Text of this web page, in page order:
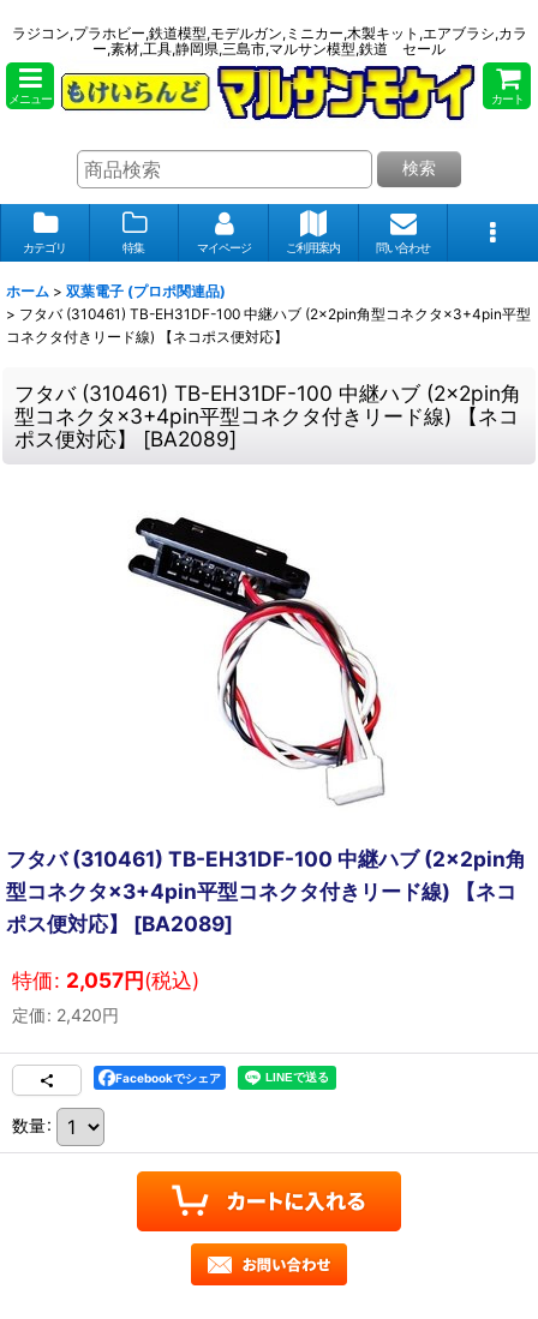
ラジコン,プラホビー,鉄道模型,モデルガン,ミニカー,木製キット,エアブラシ,カラ
ー,素材,工具,静岡県,三島市,マルサン模型,鉄道 セール
メニュー カート
検索
カテゴリ 特集 マイページ ご利用案内 問い合わせ
ホーム > 双葉電子 (プロポ関連品)
> フタバ (310461) TB-EH31DF-100 中継ハブ (2×2pin角型コネクタ×3+4pin平型
コネクタ付きリード線) 【ネコポス便対応】
フタバ (310461) TB-EH31DF-100 中継ハブ (2×2pin角
型コネクタ×3+4pin平型コネクタ付きリード線) 【ネコ
ポス便対応】 [BA2089]
フタバ (310461) TB-EH31DF-100 中継ハブ (2×2pin角
型コネクタ×3+4pin平型コネクタ付きリード線) 【ネコ
ポス便対応】 [BA2089]
特価: 2,057円(税込)
定価: 2,420円
Facebookでシェア
数量: